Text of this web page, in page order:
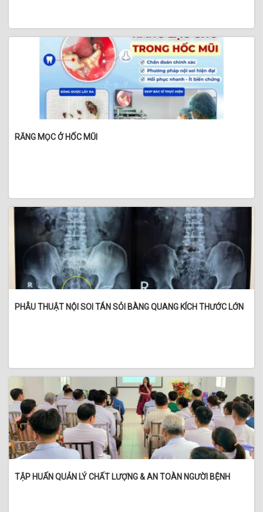
RĂNG MỌC Ở HỐC MŨI
PHẪU THUẬT NỘI SOI TÁN SỎI BÀNG QUANG KÍCH THƯỚC LỚN
TẬP HUẤN QUẢN LÝ CHẤT LƯỢNG & AN TOÀN NGƯỜI BỆNH